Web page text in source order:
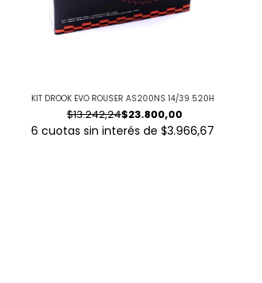
KIT DROOK EVO ROUSER AS200NS 14/39 520H
$23.800,00
$13.242,24
6 cuotas sin interés de$3.966,67